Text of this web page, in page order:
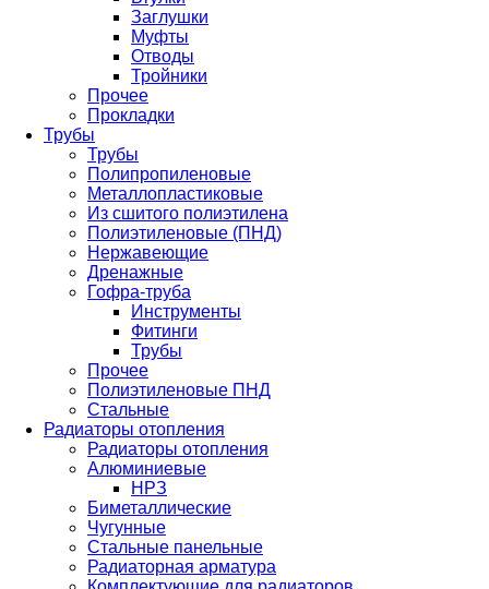
Заглушки
Муфты
Отводы
Тройники
Прочее
Прокладки
Трубы
Трубы
Полипропиленовые
Металлопластиковые
Из сшитого полиэтилена
Полиэтиленовые (ПНД)
Нержавеющие
Дренажные
Гофра-труба
Инструменты
Фитинги
Трубы
Прочее
Полиэтиленовые ПНД
Стальные
Радиаторы отопления
Радиаторы отопления
Алюминиевые
НРЗ
Биметаллические
Чугунные
Стальные панельные
Радиаторная арматура